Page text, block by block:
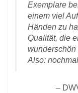
Exemplare
einem viel
Händen zu
Qualität, die
wunderschön
Also: